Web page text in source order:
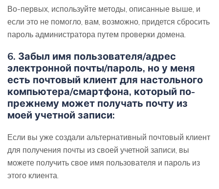
Во-первых, используйте методы, описанные выше, и
если это не помогло, вам, возможно, придется сбросить
пароль администратора путем проверки домена.
6. Забыл имя пользователя/адрес
электронной почты/пароль, но у меня
есть почтовый клиент для настольного
компьютера/смартфона, который по-
прежнему может получать почту из
моей учетной записи:
Если вы уже создали альтернативный почтовый клиент
для получения почты из своей учетной записи, вы
можете получить свое имя пользователя и пароль из
этого клиента.